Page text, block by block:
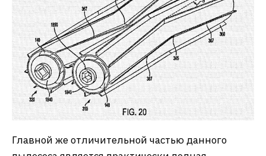
Главной же отличительной частью данного